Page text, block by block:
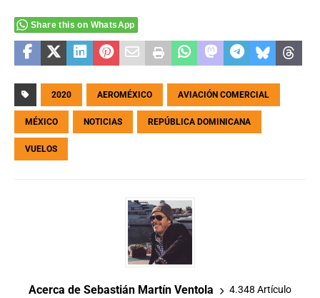
Share this on WhatsApp
2020 AEROMÉXICO AVIACIÓN COMERCIAL
MÉXICO NOTICIAS REPÚBLICA DOMINICANA
VUELOS
Acerca de Sebastián Martín Ventola 4.348 Artículo